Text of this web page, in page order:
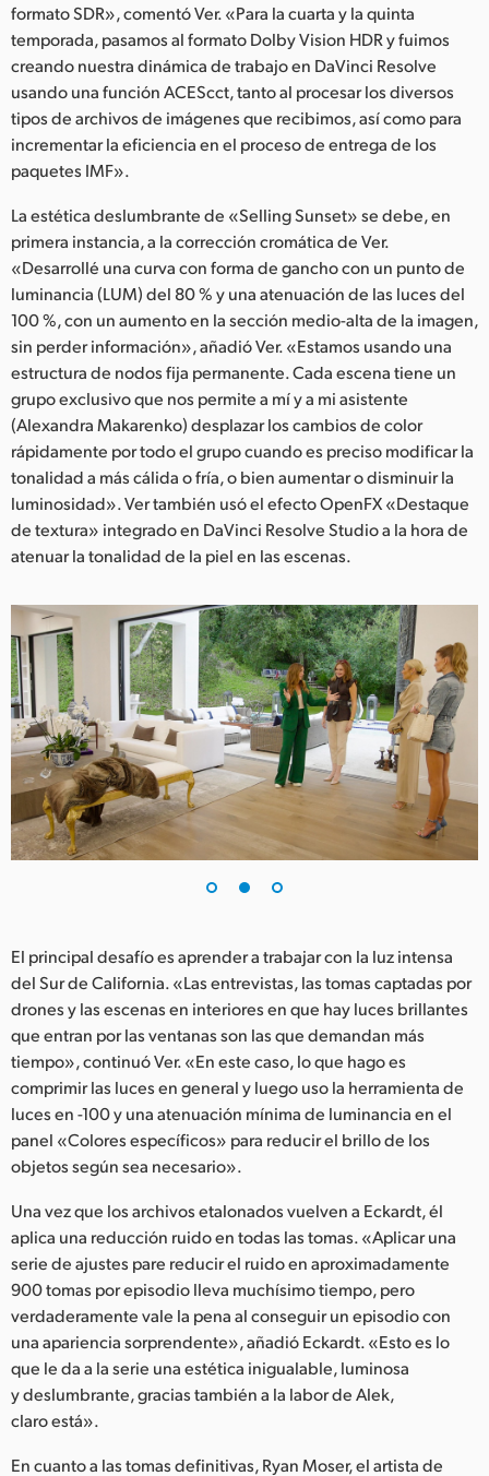
UAE
Ukraine
United Kingdom
United States
formato SDR», comentó Ver. «Para la cuarta y la quinta
temporada, pasamos al formato Dolby Vision HDR y fuimos
creando nuestra dinámica de trabajo en DaVinci Resolve
usando una función ACEScct, tanto al procesar los diversos
tipos de archivos de imágenes que recibimos, así como para
incrementar la eficiencia en el proceso de entrega de los
paquetes IMF».
La estética deslumbrante de «Selling Sunset» se debe, en
primera instancia, a la corrección cromática de Ver.
«Desarrollé una curva con forma de gancho con un punto de
luminancia (LUM) del 80 % y una atenuación de las luces del
100 %, con un aumento en la sección medio-alta de la imagen,
sin perder información», añadió Ver. «Estamos usando una
estructura de nodos fija permanente. Cada escena tiene un
grupo exclusivo que nos permite a mí y a mi asistente
(Alexandra Makarenko) desplazar los cambios de color
rápidamente por todo el grupo cuando es preciso modificar la
tonalidad a más cálida o fría, o bien aumentar o disminuir la
luminosidad». Ver también usó el efecto OpenFX «Destaque
de textura» integrado en DaVinci Resolve Studio a la hora de
atenuar la tonalidad de la piel en las escenas.
El principal desafío es aprender a trabajar con la luz intensa
del Sur de California. «Las entrevistas, las tomas captadas por
drones y las escenas en interiores en que hay luces brillantes
que entran por las ventanas son las que demandan más
tiempo», continuó Ver. «En este caso, lo que hago es
comprimir las luces en general y luego uso la herramienta de
luces en -100 y una atenuación mínima de luminancia en el
panel «Colores específicos» para reducir el brillo de los
objetos según sea necesario».
Una vez que los archivos etalonados vuelven a Eckardt, él
aplica una reducción ruido en todas las tomas. «Aplicar una
serie de ajustes pare reducir el ruido en aproximadamente
900 tomas por episodio lleva muchísimo tiempo, pero
verdaderamente vale la pena al conseguir un episodio con
una apariencia sorprendente», añadió Eckardt. «Esto es lo
que le da a la serie una estética inigualable, luminosa
y deslumbrante, gracias también a la labor de Alek,
claro está».
En cuanto a las tomas definitivas, Ryan Moser, el artista de